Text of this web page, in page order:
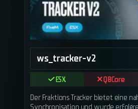
ws_tracker-v2
ESX QBCore
Der Fraktions Tracker bietet eine
Synchronisation und wurde